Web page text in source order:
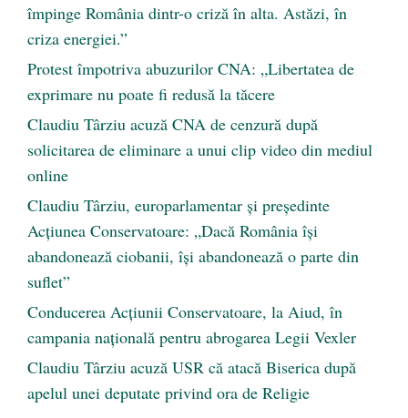
împinge România dintr-o criză în alta. Astăzi, în
criza energiei.”
Protest împotriva abuzurilor CNA: „Libertatea de
exprimare nu poate fi redusă la tăcere
Claudiu Târziu acuză CNA de cenzură după
solicitarea de eliminare a unui clip video din mediul
online
Claudiu Târziu, europarlamentar și președinte
Acțiunea Conservatoare: „Dacă România își
abandonează ciobanii, își abandonează o parte din
suflet”
Conducerea Acțiunii Conservatoare, la Aiud, în
campania națională pentru abrogarea Legii Vexler
Claudiu Târziu acuză USR că atacă Biserica după
apelul unei deputate privind ora de Religie